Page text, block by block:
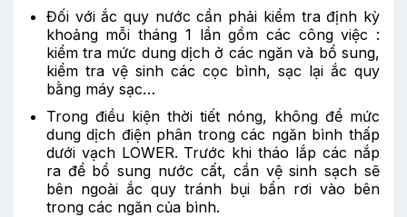
Đối với ắc quy nước cần phải kiểm tra định kỳ
khoảng mỗi tháng 1 lần gồm các công việc :
kiểm tra mức dung dịch ở các ngăn và bổ sung,
kiểm tra vệ sinh các cọc bình, sạc lại ắc quy
bằng máy sạc…
Trong điều kiện thời tiết nóng, không để mức
dung dịch điện phân trong các ngăn bình thấp
dưới vạch LOWER. Trước khi tháo lắp các nắp
ra để bổ sung nước cất, cần vệ sinh sạch sẽ
bên ngoài ắc quy tránh bụi bẩn rơi vào bên
trong các ngăn của bình.